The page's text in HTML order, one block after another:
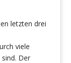
letzten drei
viele
Der